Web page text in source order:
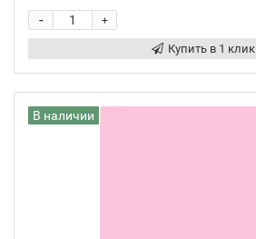
+
-
Купить в 1 клик
В наличии